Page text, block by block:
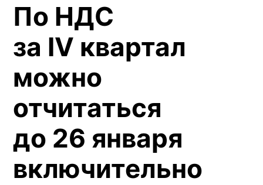
По НДС
за IV квартал
можно
отчитаться
до 26 января
включительно